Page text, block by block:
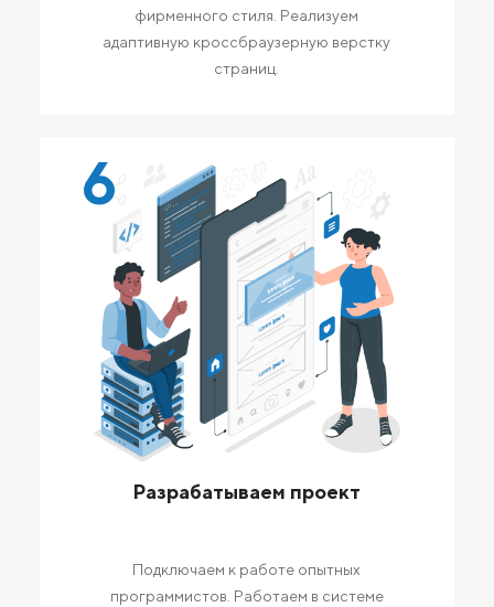
фирменного стиля. Реализуем
адаптивную кроссбраузерную верстку
страниц.
6
Разрабатываем проект
Подключаем к работе опытных
программистов. Работаем в системе